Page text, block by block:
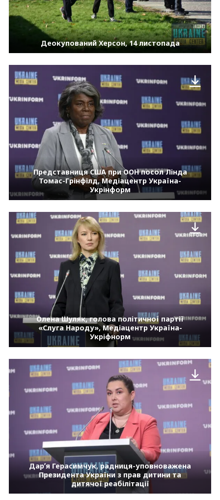
Деокупований Херсон, 14 листопада
Представниця США при ООН посол Лінда
Томас-Грінфілд, Медіацентр Україна-
Укрінформ
Олена Шуляк, голова політичної партії
«Слуга Народу», Медіацентр Україна-
Укріфнорм
Дарʼя Герасимчук, радниця-уповноважена
Президента України з прав дитини та
дитячої реабілітації